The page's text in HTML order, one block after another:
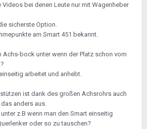
Videos bei denen Leute nur mit Wagenheber
sicherste Option.
am Smart 451 bekannt.
Achs-bock unter wenn der Platz schon vom
arbeitet und anhebt.
ist dank des großen Achsrohrs auch
anders aus.
z.B wenn man den Smart einseitig
oder so zu tauschen?